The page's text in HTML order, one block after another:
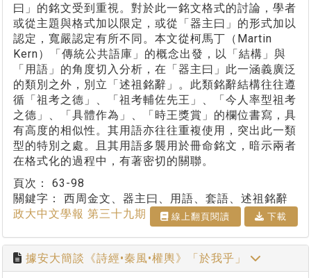
曰」的銘文受到重視。對於此一銘文格式的討論，學者
或從主題與格式加以限定，或從「器主曰」的形式加以
認定，寬嚴認定有所不同。本文從柯馬丁（Martin
Kern）「傳統公共語庫」的概念出發，以「結構」與
「用語」的角度切入分析，在「器主曰」此一涵義廣泛
的類別之外，別立「述祖銘辭」。此類銘辭結構往往遵
循「祖考之德」、「祖考輔佐先王」、「今人率型祖考
之德」、「具體作為」、「時王獎賞」的欄位書寫，具
有高度的相似性。其用語亦往往重複使用，突出此一類
型的特別之處。且其用語多襲用於冊命銘文，暗示兩者
在格式化的過程中，有著密切的關聯。
頁次： 63-98
關鍵字： 西周金文、器主曰、用語、套語、述祖銘辭
政大中文學報 第三十九期
線上翻⾴閱讀 下載
據安大簡談《詩經•秦風•權輿》「於我乎」